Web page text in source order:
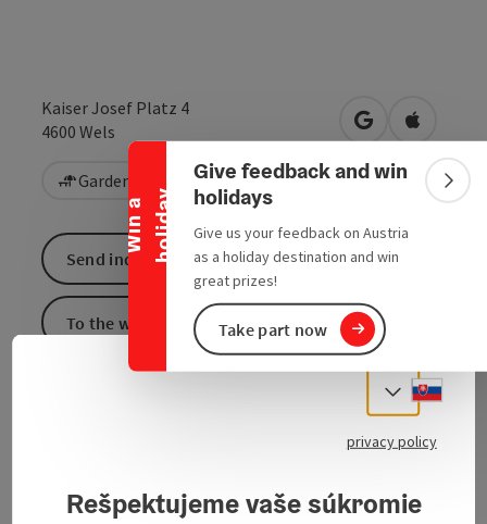
W
i
n
a
h
o
l
i
d
a y
Collapse banner
Give feedback and win
holidays
Give us your feedback on Austria
as a holiday destination and win
great prizes!
Take part now
Kaiser Josef Platz 4
4600 Wels open inOpen in
Garden / Patio
Contact
Send inquiry
To the website
Select
privacy policy
Rešpektujeme vaše súkromie